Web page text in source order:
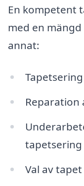
En kompetent
med en
annat:
Reparation
tapetsering
Val av